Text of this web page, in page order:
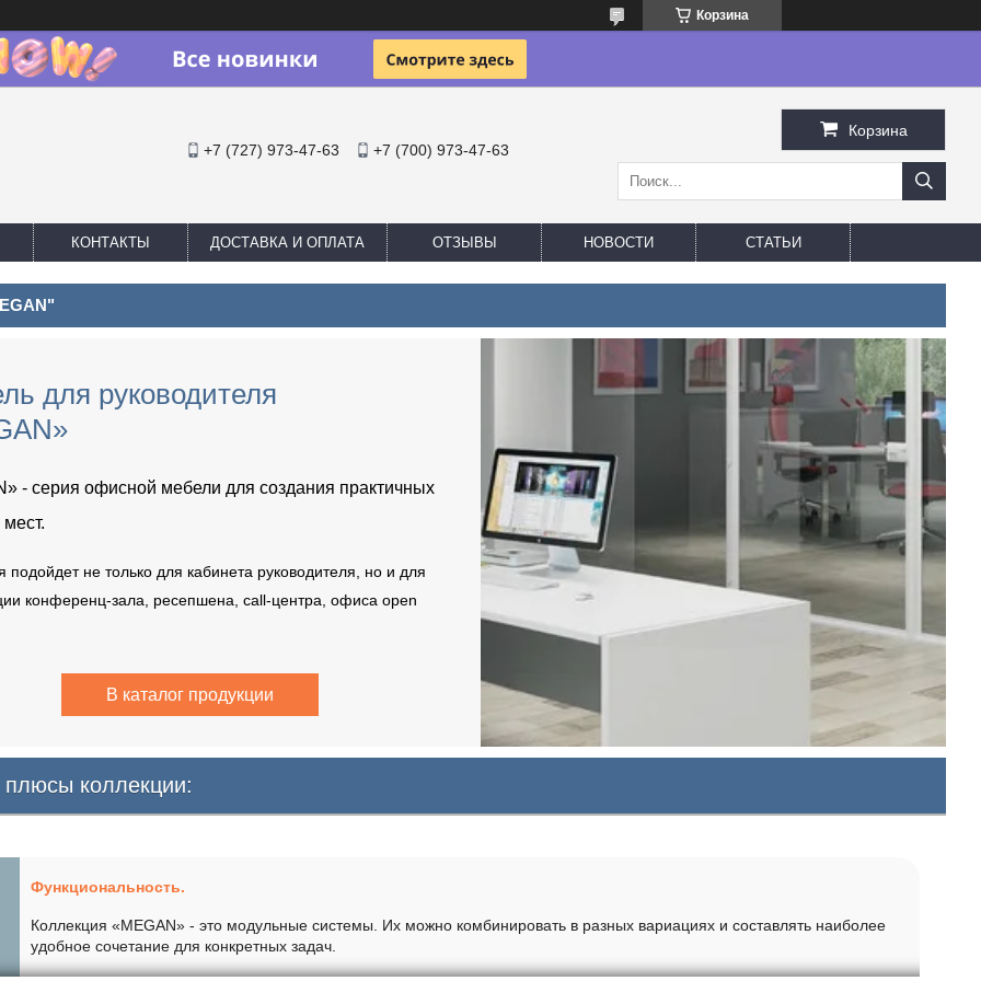
Корзина
+7 (727) 973-47-63 +7 (700) 973-47-63
Корзина
КОНТАКТЫ ДОСТАВКА И ОПЛАТА ОТЗЫВЫ НОВОСТИ СТАТЬИ
для руководителя
- серия офисной мебели для создания практичных
подойдет не только для кабинета руководителя, но и для
конференц-зала, ресепшена, call-центра, офиса open
В каталог продукции
коллекции:
Функциональность.
Коллекция «MEGAN» - это модульные системы. Их можно комбинировать в разных вариациях и составлять наиболее
удобное сочетание для конкретных задач.